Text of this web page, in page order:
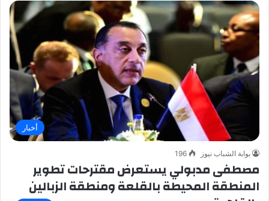
أخبار
بوابة الشباب نيوز 196
مصطفى مدبولي يستعرض مقترحات تطوير
المنطقة المحيطة بالقلعة ومنطقة الزبالين